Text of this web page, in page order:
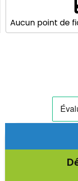
Aucun point de